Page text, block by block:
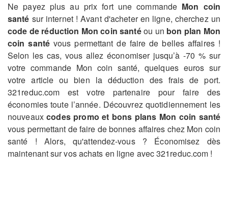
Ne payez plus au prix fort une commande Mon coin
santé sur internet ! Avant d'acheter en ligne, cherchez un
code de réduction Mon coin santéou un bon plan Mon
coin santévous permettant de faire de belles affaires !
Selon les cas, vous allez économiser jusqu’à -70 % sur
votre commande Mon coin santé, quelques euros sur
votre article ou bien la déduction des frais de port.
321reduc.com est votre partenaire pour faire des
économies toute l’année. Découvrez quotidiennement les
nouveauxcodes promo et bons plans Mon coin santé
vous permettant de faire de bonnes affaires chez Mon coin
santé ! Alors, qu'attendez-vous ? Économisez dès
maintenant sur vos achats en ligne avec 321reduc.com !